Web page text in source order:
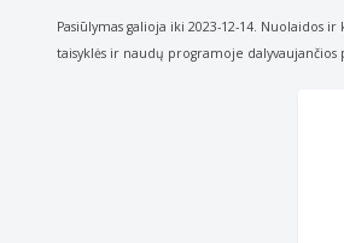
Pasiūlymas galioja iki 2023-12-14. Nuolaidos
taisyklės ir naudų programoje dalyvaujančios